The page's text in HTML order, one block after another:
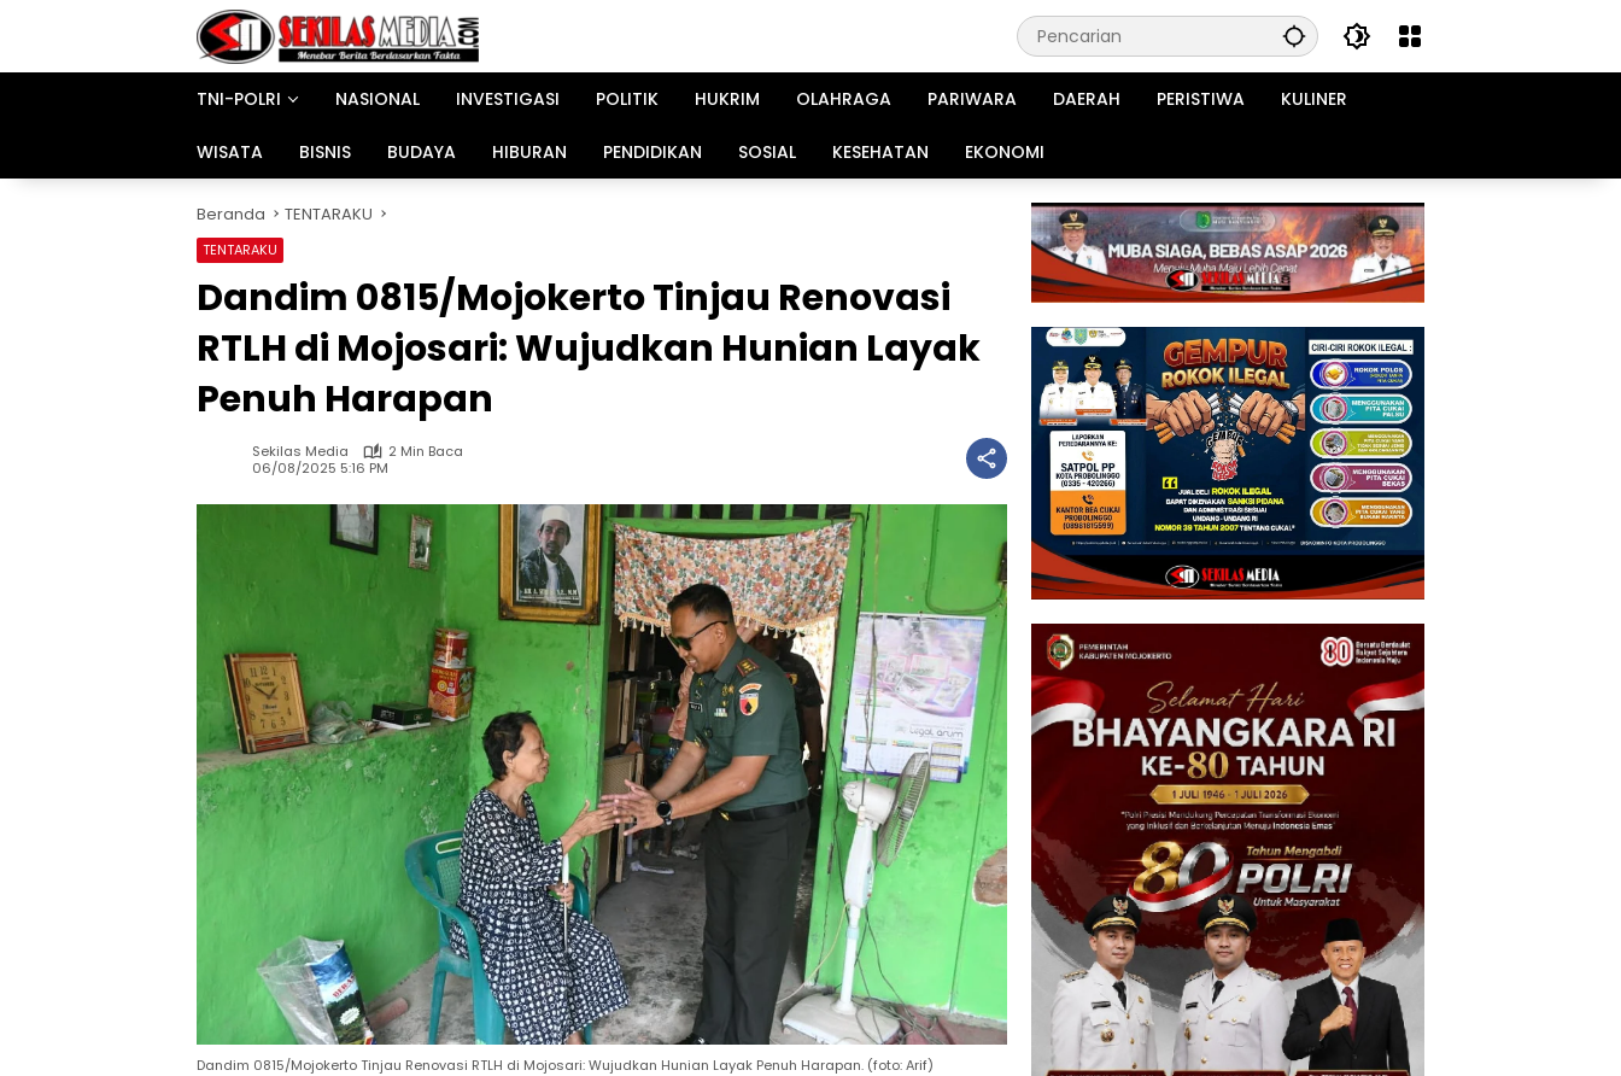
TNI-POLRI
NASIONAL INVESTIGASI POLITIK HUKRIM OLAHRAGA PARIWARA DAERAH PERISTIWA KULINER
WISATA BISNIS BUDAYA HIBURAN PENDIDIKAN SOSIAL KESEHATAN EKONOMI
Beranda TENTARAKU
TENTARAKU
Dandim 0815/Mojokerto Tinjau Renovasi
RTLH di Mojosari: Wujudkan Hunian Layak
Penuh Harapan
Sekilas Media
2 Min Baca
06/08/2025 5:16 PM
Dandim 0815/Mojokerto Tinjau Renovasi RTLH di Mojosari: Wujudkan Hunian Layak Penuh Harapan. (foto: Arif)